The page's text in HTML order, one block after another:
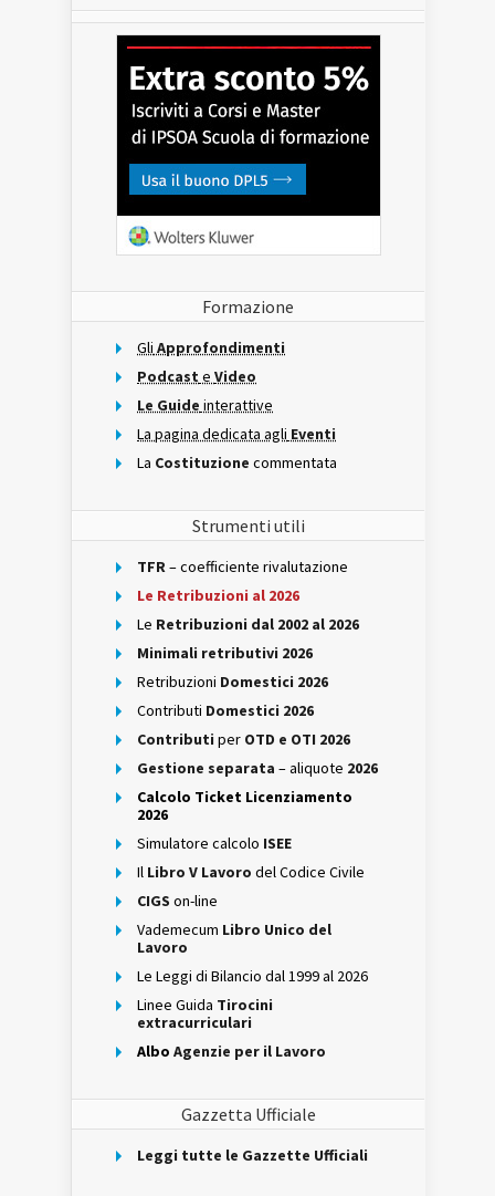
Formazione
Gli Approfondimenti
Podcast e Video
Le Guide interattive
La pagina dedicata agli Eventi
La Costituzione commentata
Strumenti utili
TFR– coefficiente rivalutazione
Le Retribuzioni al 2026
Le Retribuzioni dal 2002 al 2026
Minimali retributivi 2026
Retribuzioni Domestici 2026
Contributi Domestici 2026
Contributi per OTD e OTI 2026
Gestione separata – aliquote 2026
Calcolo Ticket Licenziamento
2026
Simulatore calcolo ISEE
Il Libro V Lavoro del Codice Civile
CIGS on-line
Vademecum Libro Unico del
Lavoro
Le Leggi di Bilancio dal 1999 al 2026
Linee Guida Tirocini
extracurriculari
Albo Agenzie per il Lavoro
Gazzetta Ufficiale
Leggi tutte le Gazzette Ufficiali